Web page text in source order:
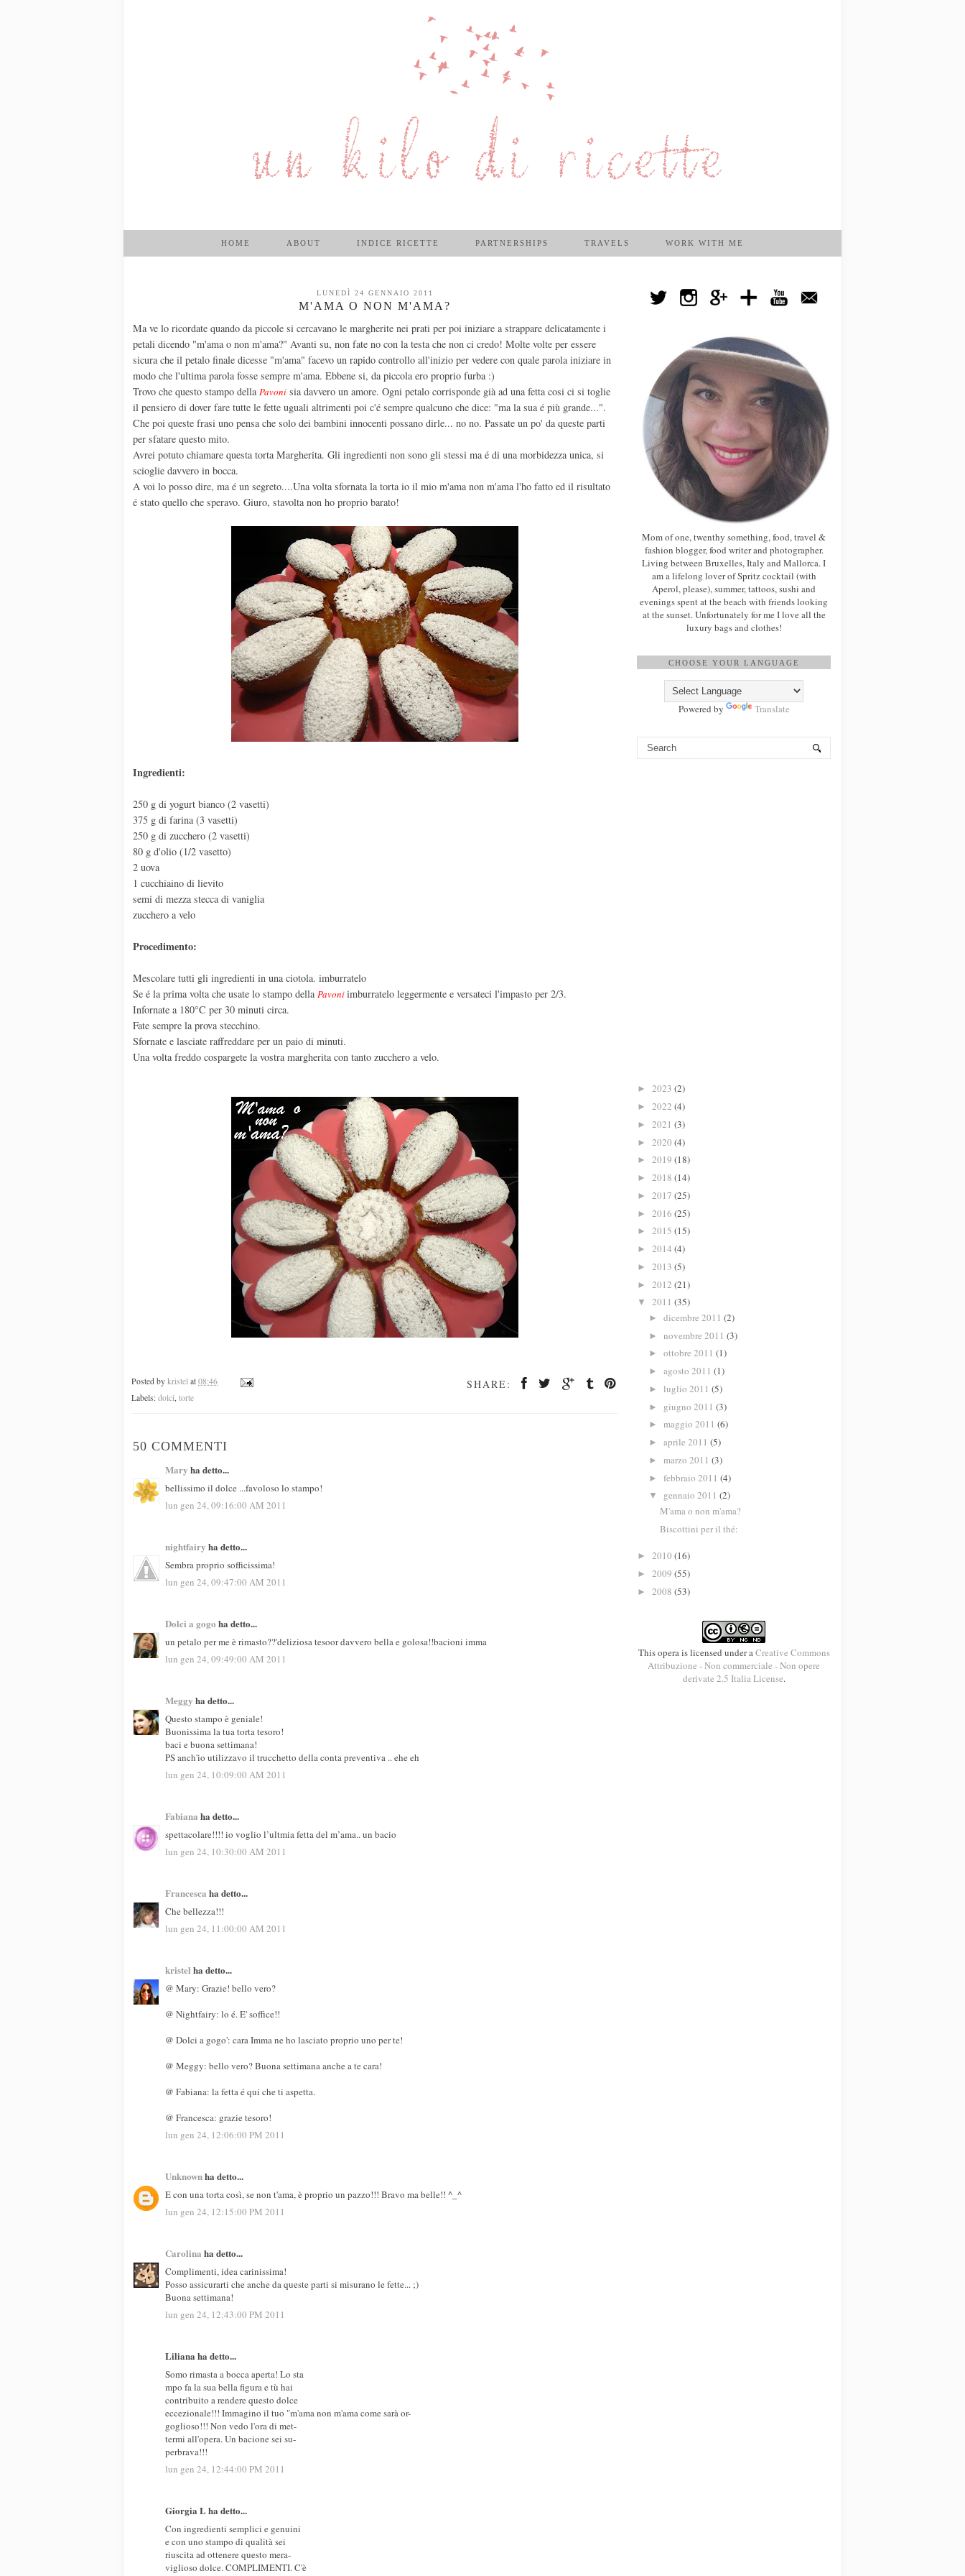
HOME ABOUT INDICE RICETTE PARTNERSHIPS TRAVELS WORK WITH ME
LUNEDÌ 24 GENNAIO 2011
M'AMA O NON M'AMA?
Ma ve lo ricordate quando da piccole si cercavano le margherite nei prati per poi iniziare a strappare delicatamente i
petali dicendo "m'ama o non m'ama?" Avanti su, non fate no con la testa che non ci credo! Molte volte per essere
sicura che il petalo finale dicesse "m'ama" facevo un rapido controllo all'inizio per vedere con quale parola iniziare in
modo che l'ultima parola fosse sempre m'ama. Ebbene si, da piccola ero proprio furba :)
Trovo che questo stampo dellaPavoni sia davvero un amore. Ogni petalo corrisponde già ad una fetta cosi ci si toglie
il pensiero di dover fare tutte le fette uguali altrimenti poi c'é sempre qualcuno che dice: "ma la sua é più grande...".
Che poi queste frasi uno pensa che solo dei bambini innocenti possano dirle... no no. Passate un po' da queste parti
per sfatare questo mito.
Avrei potuto chiamare questa torta Margherita. Gli ingredienti non sono gli stessi ma é di una morbidezza unica, si
scioglie davvero in bocca.
A voi lo posso dire, ma é un segreto....Una volta sfornata la torta io il mio m'ama non m'ama l'ho fatto ed il risultato
é stato quello che speravo. Giuro, stavolta non ho proprio barato!
Ingredienti:
250 g di yogurt bianco (2 vasetti)
375 g di farina (3 vasetti)
250 g di zucchero (2 vasetti)
80 g d'olio (1/2 vasetto)
2 uova
1 cucchiaino di lievito
semi di mezza stecca di vaniglia
zucchero a velo
Procedimento:
Mescolare tutti gli ingredienti in una ciotola. imburratelo
Se é la prima volta che usate lo stampo dellaPavoniimburratelo leggermente e versateci l'impasto per 2/3.
Infornate a 180°C per 30 minuti circa.
Fate sempre la prova stecchino.
Sfornate e lasciate raffreddare per un paio di minuti.
Una volta freddo cospargete la vostra margherita con tanto zucchero a velo.
SHARE:
Posted by kristel at 08:46
Labels: dolci, torte
50 COMMENTI
Mary ha detto...
bellissimo il dolce ...favoloso lo stampo!
lun gen 24, 09:16:00 AM 2011
nightfairy ha detto...
Sembra proprio sofficissima!
lun gen 24, 09:47:00 AM 2011
Dolci a gogo ha detto...
un petalo per me è rimasto??'deliziosa tesoor davvero bella e golosa!!bacioni imma
lun gen 24, 09:49:00 AM 2011
Meggy ha detto...
Questo stampo è geniale!
Buonissima la tua torta tesoro!
baci e buona settimana!
PS anch'io utilizzavo il trucchetto della conta preventiva .. ehe eh
lun gen 24, 10:09:00 AM 2011
Fabiana ha detto...
spettacolare!!!! io voglio l’ultmia fetta del m’ama.. un bacio
lun gen 24, 10:30:00 AM 2011
Francesca ha detto...
Che bellezza!!!
lun gen 24, 11:00:00 AM 2011
kristel ha detto...
@ Mary: Grazie! bello vero?
@ Nightfairy: lo é. E' soffice!!
@ Dolci a gogo': cara Imma ne ho lasciato proprio uno per te!
@ Meggy: bello vero? Buona settimana anche a te cara!
@ Fabiana: la fetta é qui che ti aspetta.
@ Francesca: grazie tesoro!
lun gen 24, 12:06:00 PM 2011
Unknownha detto...
E con una torta così, se non t'ama, è proprio un pazzo!!! Bravo ma belle!! ^_^
lun gen 24, 12:15:00 PM 2011
Carolina ha detto...
Complimenti, idea carinissima!
Posso assicurarti che anche da queste parti si misurano le fette... ;)
Buona settimana!
lun gen 24, 12:43:00 PM 2011
Liliana ha detto...
Somo rimasta a bocca aperta! Lo sta
mpo fa la sua bella figura e tù hai
contribuito a rendere questo dolce
eccezionale!!! Immagino il tuo "m'ama non m'ama come sarà or-
goglioso!!! Non vedo l'ora di met-
termi all'opera. Un bacione sei su-
perbrava!!!
lun gen 24, 12:44:00 PM 2011
Giorgia L ha detto...
Con ingredienti semplici e genuini
e con uno stampo di qualità sei
riuscita ad ottenere questo mera-
viglioso dolce. COMPLIMENTI. C'è
Mom of one, twenthy something, food, travel &
fashion blogger, food writer and photographer.
Living between Bruxelles, Italy and Mallorca. I
am a lifelong lover of Spritz cocktail (with
Aperol, please), summer, tattoos, sushi and
evenings spent at the beach with friends looking
at the sunset. Unfortunately for me I love all the
luxury bags and clothes!
CHOOSE YOUR LANGUAGE
Powered by Translate
► 2023 (2)
► 2022 (4)
► 2021 (3)
► 2020 (4)
► 2019 (18)
► 2018 (14)
► 2017 (25)
► 2016 (25)
► 2015 (15)
► 2014 (4)
► 2013 (5)
► 2012 (21)
▼ 2011 (35)
► dicembre 2011 (2)
► novembre 2011 (3)
► ottobre 2011 (1)
► agosto 2011 (1)
► luglio 2011 (5)
► giugno 2011 (3)
► maggio 2011 (6)
► aprile 2011 (5)
► marzo 2011 (3)
► febbraio 2011 (4)
▼ gennaio 2011 (2)
M'ama o non m'ama?
Biscottini per il thé:
► 2010 (16)
► 2009 (55)
► 2008 (53)
This opera is licensed under aCreative Commons
Attribuzione - Non commerciale - Non opere
derivate 2.5 Italia License.